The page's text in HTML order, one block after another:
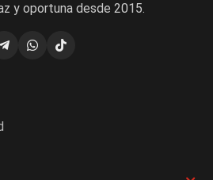
y oportuna desde 2015.